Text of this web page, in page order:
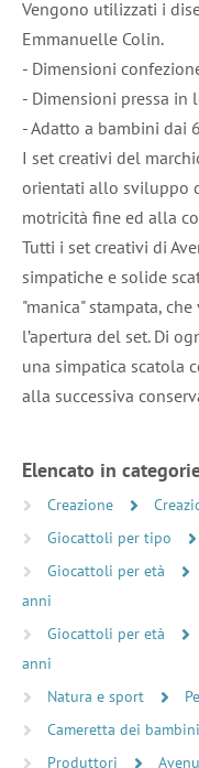
Vengono utilizzati i
Emmanuelle Colin.
- Dimensioni
- Dimensioni pressa in
- Adatto a bambini dai
I set creativi del
orientati allo sviluppo
motricità fine ed alla
Tutti i set creativi di
simpatiche e solide
"manica" stampata,
l’apertura del set. Di
una simpatica scatola
alla successiva
Elencato in
Creazione
Giocattoli per tipo
Giocattoli per età
anni
Giocattoli per età
anni
Natura e sport
Cameretta dei
Produttori